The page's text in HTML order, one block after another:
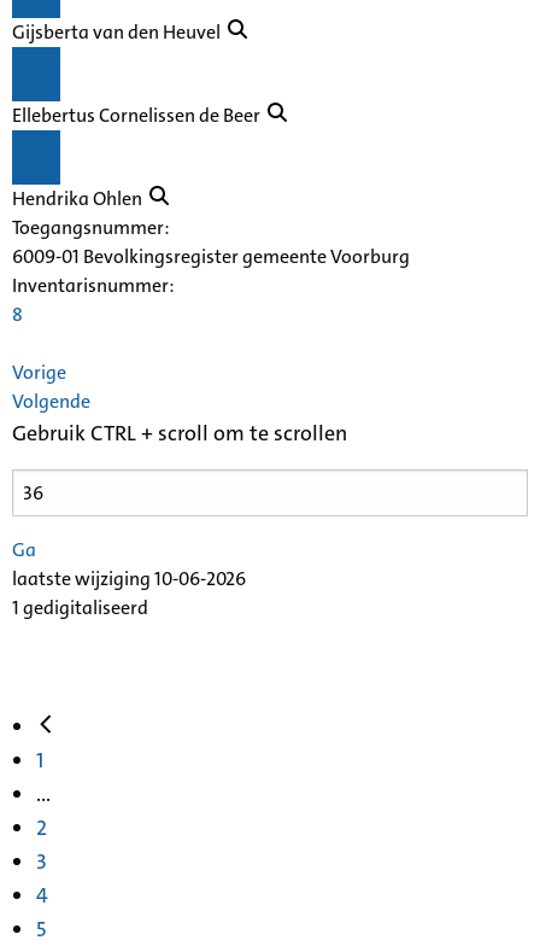
Gijsberta van den Heuvel
Ellebertus Cornelissen de Beer
Hendrika Ohlen
Toegangsnummer:
6009-01 Bevolkingsregister gemeente Voorburg
Inventarisnummer:
8
Vorige
Volgende
Gebruik CTRL + scroll om te scrollen
Ga
laatste wijziging 10-06-2026
1 gedigitaliseerd
1
...
2
3
4
5